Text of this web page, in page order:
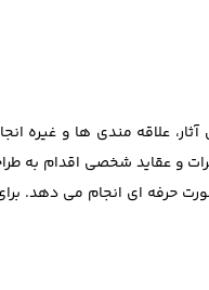
علاقه مندی ها و
نظرات و عقاید شخصی اقدام
ای انجام می دهد.